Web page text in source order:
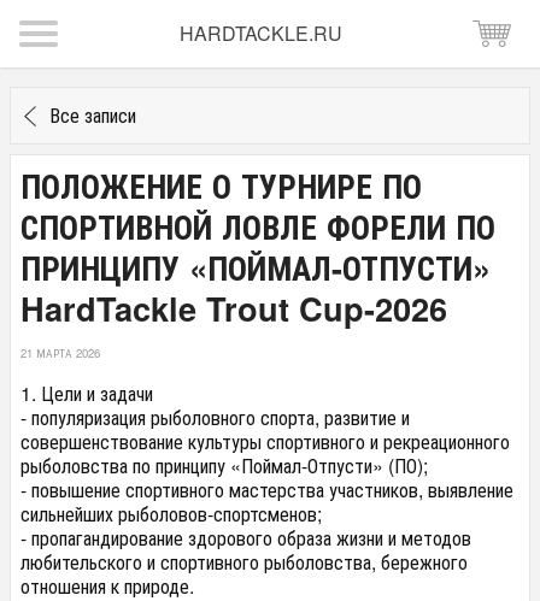
HARDTACKLE.RU
Все записи
ПОЛОЖЕНИЕ О ТУРНИРЕ ПО
СПОРТИВНОЙ ЛОВЛЕ ФОРЕЛИ ПО
ПРИНЦИПУ «ПОЙМАЛ-ОТПУСТИ»
HardTackle Trout Cup-2026
21 МАРТА 2026
1. Цели и задачи
- популяризация рыболовного спорта, развитие и
совершенствование культуры спортивного и рекреационного
рыболовства по принципу «Поймал-Отпусти» (ПО);
- повышение спортивного мастерства участников, выявление
сильнейших рыболовов-спортсменов;
- пропагандирование здорового образа жизни и методов
любительского и спортивного рыболовства, бережного
отношения к природе.